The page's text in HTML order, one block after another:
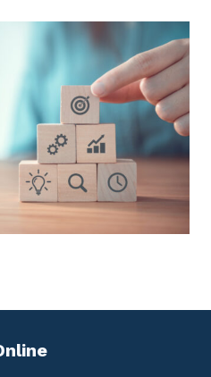
Importación.